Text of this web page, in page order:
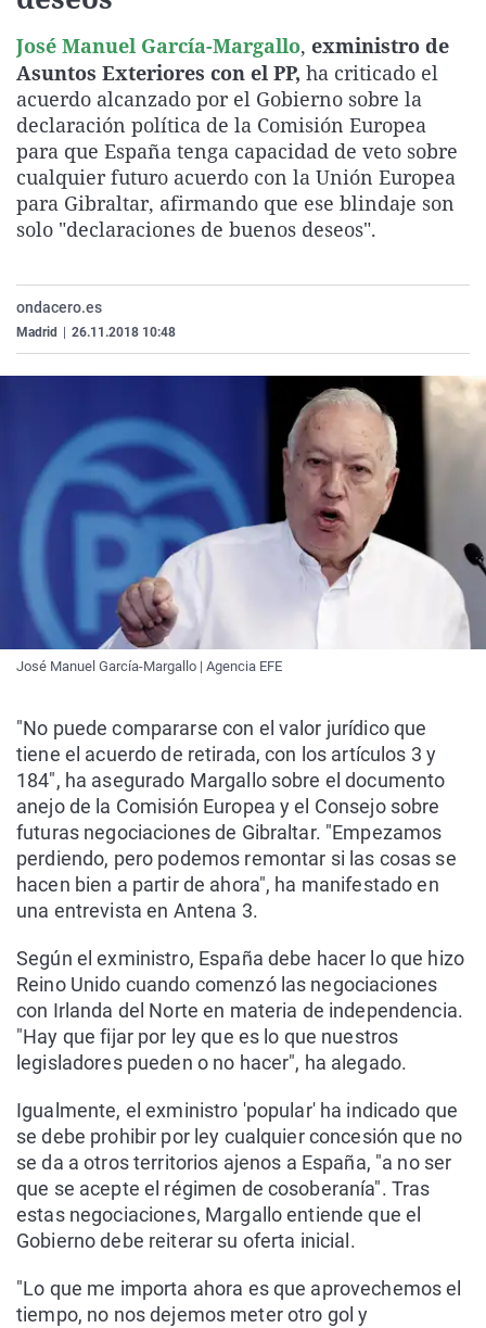
Gente viajera
Como el perro y el
Retornados
Equipo de
Operación Viuda
Galicia
La Rioja
Navarra
País Vasco
Televisión
Elecciones
José Manuel García-Margallo, exministro de
Asuntos Exteriores con el PP, ha criticado el
acuerdo alcanzado por el Gobierno sobre la
declaración política de la Comisión Europea
para que España tenga capacidad de veto sobre
cualquier futuro acuerdo con la Unión Europea
para Gibraltar, afirmando que ese blindaje son
solo "declaraciones de buenos deseos".
ondacero.es
Madrid 26.11.2018 10:48
José Manuel García-Margallo | Agencia EFE
"No puede compararse con el valor jurídico que
tiene el acuerdo de retirada, con los artículos 3 y
184", ha asegurado Margallo sobre el documento
anejo de la Comisión Europea y el Consejo sobre
futuras negociaciones de Gibraltar. "Empezamos
perdiendo, pero podemos remontar si las cosas se
hacen bien a partir de ahora", ha manifestado en
una entrevista en Antena 3.
Según el exministro, España debe hacer lo que hizo
Reino Unido cuando comenzó las negociaciones
con Irlanda del Norte en materia de independencia.
"Hay que fijar por ley que es lo que nuestros
legisladores pueden o no hacer", ha alegado.
Igualmente, el exministro 'popular' ha indicado que
se debe prohibir por ley cualquier concesión que no
se da a otros territorios ajenos a España, "a no ser
que se acepte el régimen de cosoberanía". Tras
estas negociaciones, Margallo entiende que el
Gobierno debe reiterar su oferta inicial.
"Lo que me importa ahora es que aprovechemos el
tiempo, no nos dejemos meter otro gol y